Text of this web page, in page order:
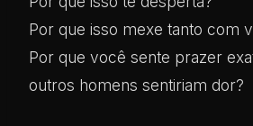
Por que isso mexe tanto com
Por que você sente prazer
outros homens sentiriam dor?